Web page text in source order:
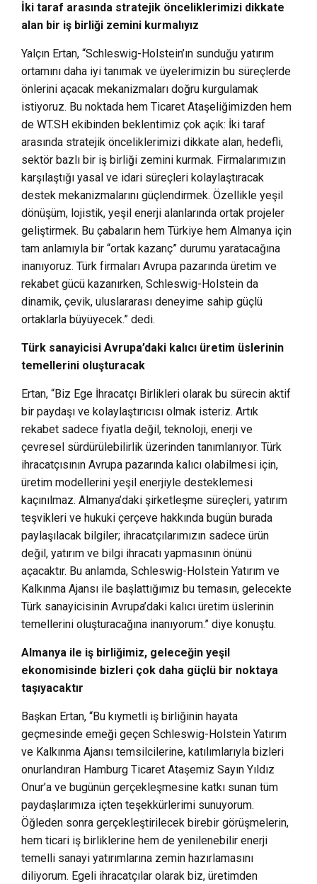
İki taraf arasında stratejik önceliklerimizi dikkate
alan bir iş birliği zemini kurmalıyız
Yalçın Ertan, “Schleswig-Holstein’ın sunduğu yatırım
ortamını daha iyi tanımak ve üyelerimizin bu süreçlerde
önlerini açacak mekanizmaları doğru kurgulamak
istiyoruz. Bu noktada hem Ticaret Ataşeliğimizden hem
de WT.SH ekibinden beklentimiz çok açık: İki taraf
arasında stratejik önceliklerimizi dikkate alan, hedefli,
sektör bazlı bir iş birliği zemini kurmak. Firmalarımızın
karşılaştığı yasal ve idari süreçleri kolaylaştıracak
destek mekanizmalarını güçlendirmek. Özellikle yeşil
dönüşüm, lojistik, yeşil enerji alanlarında ortak projeler
geliştirmek. Bu çabaların hem Türkiye hem Almanya için
tam anlamıyla bir “ortak kazanç” durumu yaratacağına
inanıyoruz. Türk firmaları Avrupa pazarında üretim ve
rekabet gücü kazanırken, Schleswig-Holstein da
dinamik, çevik, uluslararası deneyime sahip güçlü
ortaklarla büyüyecek.” dedi.
Türk sanayicisi Avrupa’daki kalıcı üretim üslerinin
temellerini oluşturacak
Ertan, “Biz Ege İhracatçı Birlikleri olarak bu sürecin aktif
bir paydaşı ve kolaylaştırıcısı olmak isteriz. Artık
rekabet sadece fiyatla değil, teknoloji, enerji ve
çevresel sürdürülebilirlik üzerinden tanımlanıyor. Türk
ihracatçısının Avrupa pazarında kalıcı olabilmesi için,
üretim modellerini yeşil enerjiyle desteklemesi
kaçınılmaz. Almanya’daki şirketleşme süreçleri, yatırım
teşvikleri ve hukuki çerçeve hakkında bugün burada
paylaşılacak bilgiler; ihracatçılarımızın sadece ürün
değil, yatırım ve bilgi ihracatı yapmasının önünü
açacaktır. Bu anlamda, Schleswig-Holstein Yatırım ve
Kalkınma Ajansı ile başlattığımız bu temasın, gelecekte
Türk sanayicisinin Avrupa’daki kalıcı üretim üslerinin
temellerini oluşturacağına inanıyorum.” diye konuştu.
Almanya ile iş birliğimiz, geleceğin yeşil
ekonomisinde bizleri çok daha güçlü bir noktaya
taşıyacaktır
Başkan Ertan, “Bu kıymetli iş birliğinin hayata
geçmesinde emeği geçen Schleswig-Holstein Yatırım
ve Kalkınma Ajansı temsilcilerine, katılımlarıyla bizleri
onurlandıran Hamburg Ticaret Ataşemiz Sayın Yıldız
Onur’a ve bugünün gerçekleşmesine katkı sunan tüm
paydaşlarımıza içten teşekkürlerimi sunuyorum.
Öğleden sonra gerçekleştirilecek birebir görüşmelerin,
hem ticari iş birliklerine hem de yenilenebilir enerji
temelli sanayi yatırımlarına zemin hazırlamasını
diliyorum. Egeli ihracatçılar olarak biz, üretimden